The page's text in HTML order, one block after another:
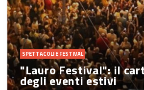
SPETTACOLI E FESTIVAL
"Lauro Festival": il
degli eventi estivi